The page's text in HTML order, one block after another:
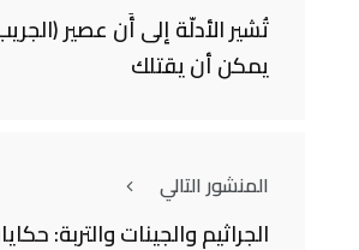
تُشير الأدلّة إلى أَن عصير
يمكن أن يقتلك
المنشور التالي
الجراثيم والجينات والتربة: